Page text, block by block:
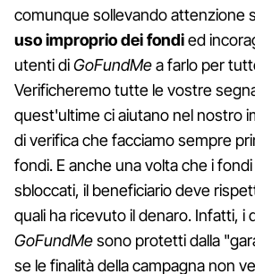
comunque sollevando attenzione
uso improprio dei fondied
utenti diGoFundMea farlo per
Verificheremo tutte le vostre
quest'ultime ci aiutano nel nostro
di verifica che facciamo sempre
fondi. E anche una volta che i
sbloccati, il beneficiario deve
quali ha ricevuto il denaro. Infatti, i
GoFundMesono protetti dalla
se le finalità della campagna non